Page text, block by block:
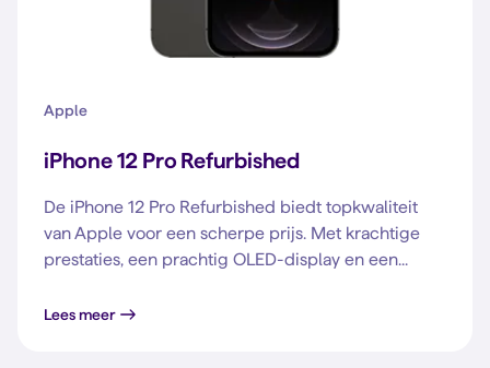
Apple
iPhone 12 Pro Refurbished
De iPhone 12 Pro Refurbished biedt topkwaliteit
van Apple voor een scherpe prijs. Met krachtige
prestaties, een prachtig OLED-display en een...
Lees meer